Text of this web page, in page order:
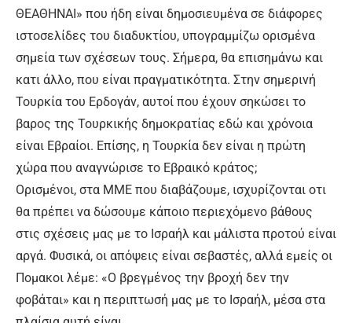
ΘΕΑΘΗΝΑΙ» που ήδη είναι δημοσιευμένα σε διάφορες
ιστοσελίδες του διαδυκτίου, υπογραμμίζω ορισμένα
σημεία των σχέσεων τους. Σήμερα, θα επισημάνω και
κατι άλλο, που είναι πραγματικότητα. Στην σημερινή
Τουρκία του Ερδογάν, αυτοί που έχουν σηκώσει το
βαρος της Τουρκικής δημοκρατίας εδώ και χρόνοια
είναι Εβραίοι. Επίσης, η Τουρκία δεν είναι η πρώτη
χώρα που αναγνώρισε το Εβραικό κράτος;
Ορισμένοι, στα ΜΜΕ που διαβάζουμε, ισχυρίζονται οτι
θα πρέπει να δώσουμε κάποιο περιεχόμενο βάθους
στις σχέσεις μας με το Ισραήλ και μάλιστα προτού είναι
αργά. Φυσικά, οι απόψεις είναι σεβαστές, αλλά εμείς οι
Πομακοι λέμε: «Ο βρεγμένος την βροχή δεν την
φοβάται» και η περιπτωσή μας με το Ισραήλ, μέσα στα